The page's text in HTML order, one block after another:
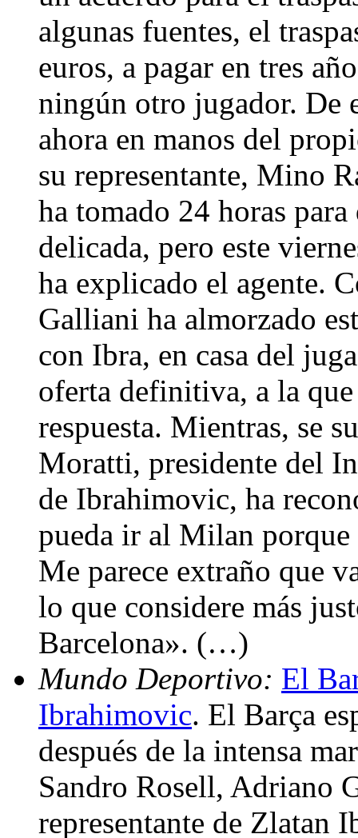
algunas fuentes, el
euros, a pagar en tres
ningún otro jugador. De
ahora en manos del
su representante, Mino
ha tomado 24 horas
delicada, pero este
ha explicado el agente.
Galliani ha almorzado
con Ibra, en casa del
oferta definitiva, a la
respuesta. Mientras, se
Moratti, presidente del
de Ibrahimovic, ha
pueda ir al Milan porque
Me parece extraño que
lo que considere más
Barcelona». (…)
Mundo Deportivo: El
Ibrahimovic. El Barça
después de la intensa
Sandro Rosell, Adriano
representante de Zlatan